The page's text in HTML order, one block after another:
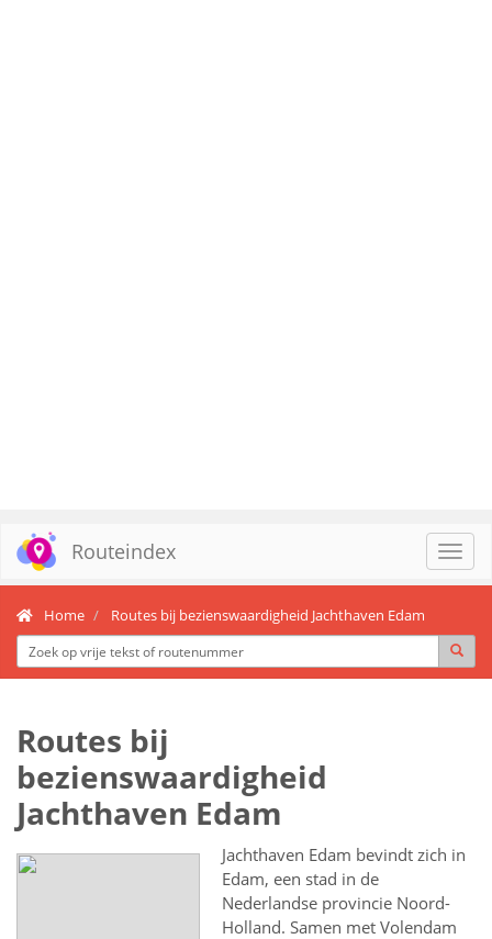
Routeindex
Home Routes bij bezienswaardigheid Jachthaven Edam
Routes bij
bezienswaardigheid
Jachthaven Edam
Jachthaven Edam bevindt zich in
Edam, een stad in de
Nederlandse provincie Noord-
Holland. Samen met Volendam